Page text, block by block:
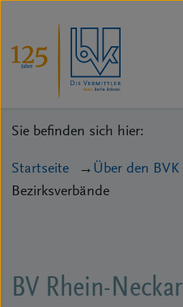
Sie befinden sich hier:
Startseite Über den BVK
Bezirksverbände
BV Rhein-Neckar